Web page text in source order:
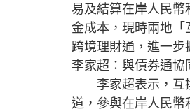
易及結算在岸人民
金成本，現時兩地「
跨境理財通，進一步
李家超：與債券通協
李家超表示，互換
道，參與在岸人民幣